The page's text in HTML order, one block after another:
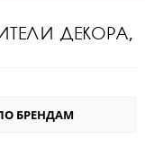
ДЕКОРА,
БРЕНДАМ